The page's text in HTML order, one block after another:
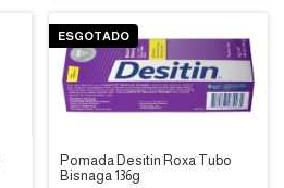
ESGOTADO
Pomada Desitin Roxa Tubo
Bisnaga 136g